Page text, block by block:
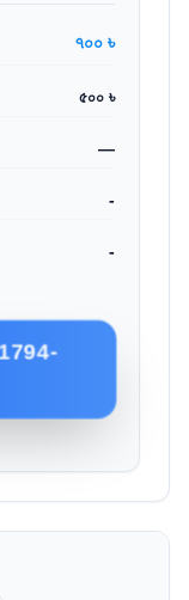
৭০০ ৳
৫০০ ৳
—
-
-